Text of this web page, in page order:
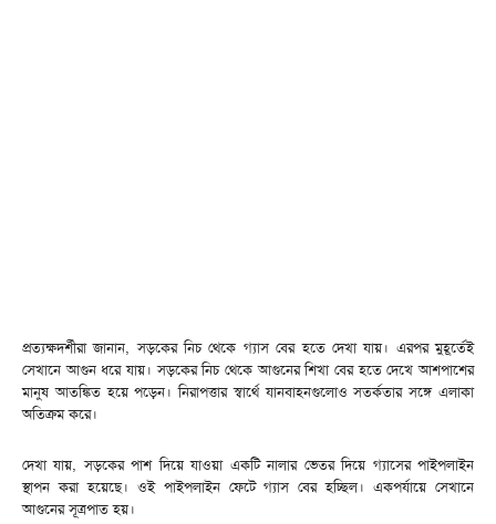
প্রত্যক্ষদর্শীরা জানান, সড়কের নিচ থেকে গ্যাস বের হতে দেখা যায়। এরপর মুহূর্তেই
সেখানে আগুন ধরে যায়। সড়কের নিচ থেকে আগুনের শিখা বের হতে দেখে আশপাশের
মানুষ আতঙ্কিত হয়ে পড়েন। নিরাপত্তার স্বার্থে যানবাহনগুলোও সতর্কতার সঙ্গে এলাকা
অতিক্রম করে।
দেখা যায়, সড়কের পাশ দিয়ে যাওয়া একটি নালার ভেতর দিয়ে গ্যাসের পাইপলাইন
স্থাপন করা হয়েছে। ওই পাইপলাইন ফেটে গ্যাস বের হচ্ছিল। একপর্যায়ে সেখানে
আগুনের সূত্রপাত হয়।